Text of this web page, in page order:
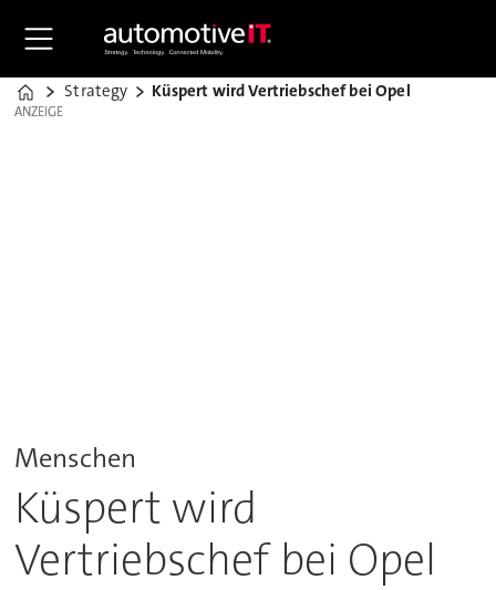
Home
Strategy Küspert wird Vertriebschef bei Opel
ANZEIGE
ANZEIGE
Menschen
Küspert wird
Vertriebschef bei Opel